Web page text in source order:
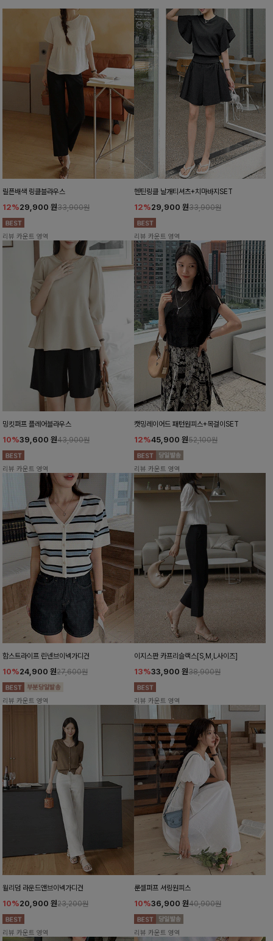
릴픈배색 링클블라우스
12%29,900 원33,900원
리뷰 카운트 영역
헨틴링클 날개티셔츠+치마바지SET
12%29,900 원33,900원
리뷰 카운트 영역
밍킷퍼프 플레어블라우스
10%39,600 원43,900원
리뷰 카운트 영역
캣밍레이어드 패턴원피스+목걸이SET
12%45,900 원52,100원
리뷰 카운트 영역
함스트라이프 린넨브이넥가디건
10%24,900 원27,600원
리뷰 카운트 영역
이지스판 카프리슬랙스[S,M,L사이즈]
13%33,900 원38,900원
리뷰 카운트 영역
윌리덤 라운드앤브이넥가디건
10%20,900 원23,200원
리뷰 카운트 영역
룬셀퍼프 셔링원피스
10%36,900 원40,900원
리뷰 카운트 영역